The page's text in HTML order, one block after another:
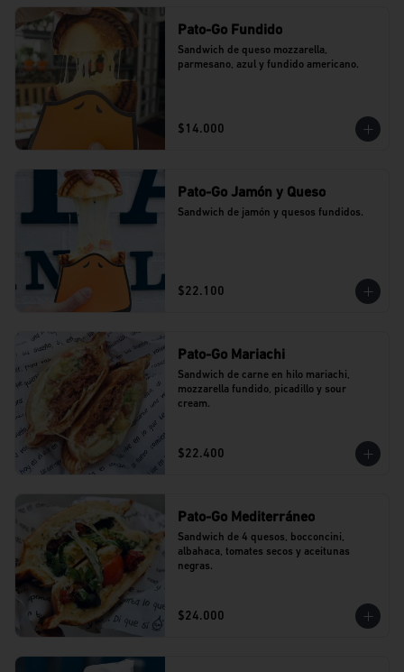
Pato-Go Fundido
Sandwich de queso mozzarella,
parmesano, azul y fundido americano.
$14.000
Pato-Go Jamón y Queso
Sandwich de jamón y quesos fundidos.
$22.100
Pato-Go Mariachi
Sandwich de carne en hilo mariachi,
mozzarella fundido, picadillo y sour
cream.
$22.400
Pato-Go Mediterráneo
Sandwich de 4 quesos, bocconcini,
albahaca, tomates secos y aceitunas
negras.
$24.000